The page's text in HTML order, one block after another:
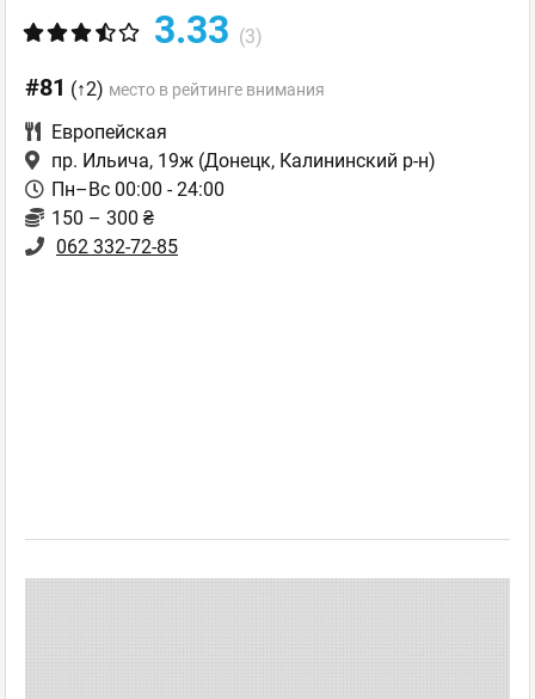
3.33 (3)
#81 (↑2) место в рейтинге внимания
Европейская
пр. Ильича, 19ж (Донецк, Калининский р-н)
Пн–Вс 00:00 - 24:00
150 – 300 ₴
062 332-72-85